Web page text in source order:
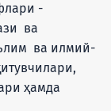
-
ва
ва илмий-
ҳамда